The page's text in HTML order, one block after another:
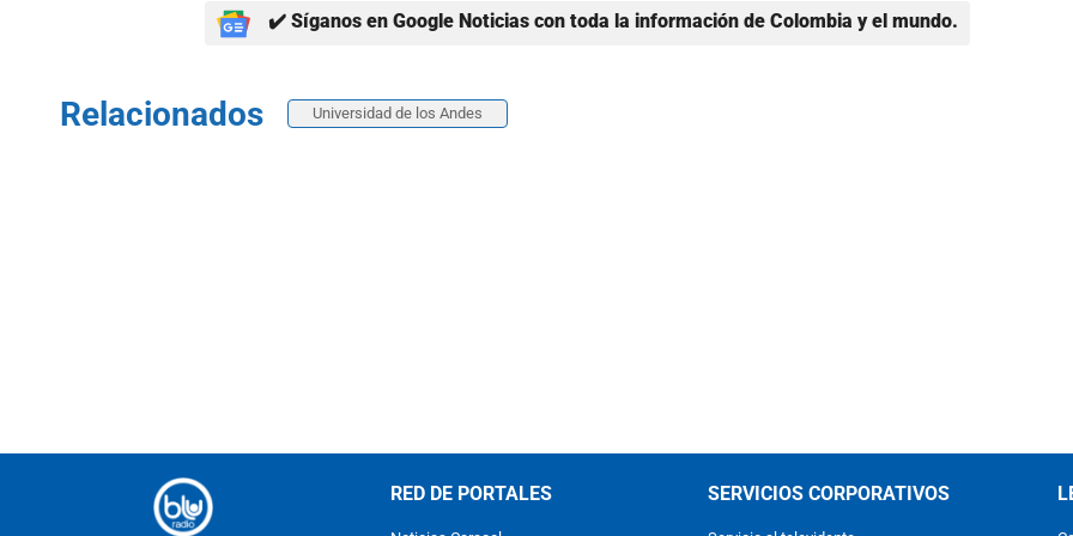
✔️ Síganos en Google Noticias con toda la información de Colombia y el mundo.
Relacionados Universidad de los Andes
RED DE PORTALES SERVICIOS CORPORATIVOS